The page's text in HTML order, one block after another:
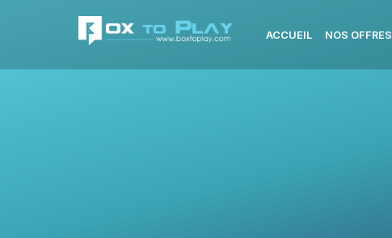
ACCUEIL NOS OFFRES